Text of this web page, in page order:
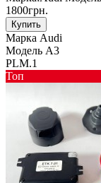
1800грн.
Купить
Марка Audi
Модель A3
PLM.1
Toп